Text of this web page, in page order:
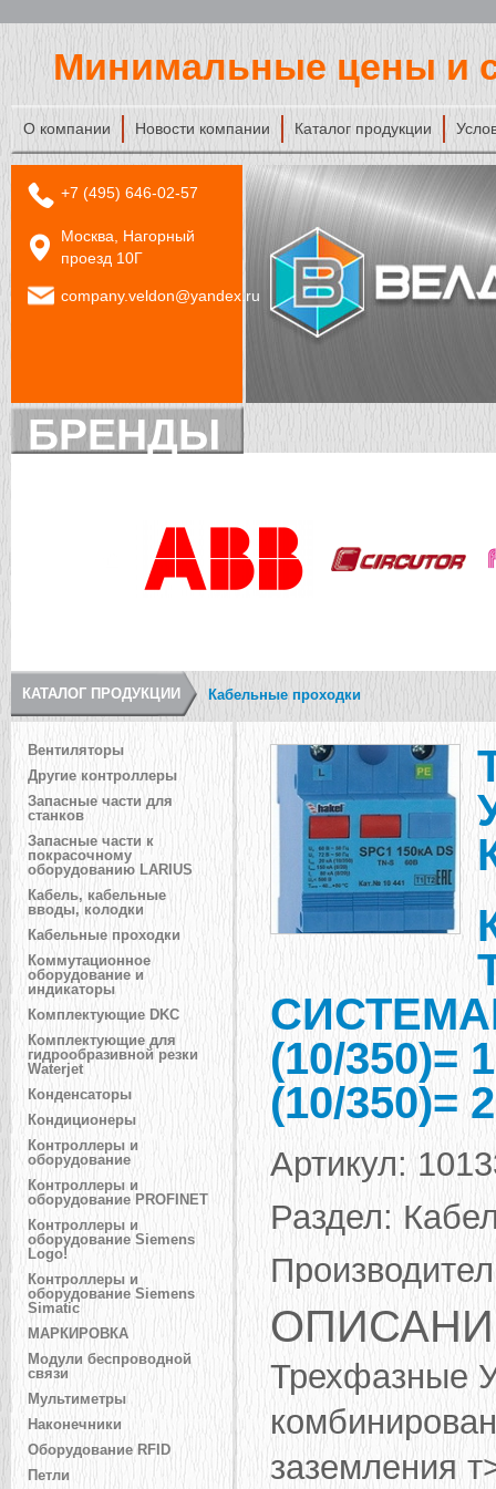
Минимальные цены и
О компании Новости компании Каталог продукции
+7 (495) 646-02-57
Москва, Нагорный
проезд 10Г
company.veldon@yandex.ru
БРЕНДЫ
КАТАЛОГ ПРОДУКЦИИ Кабельные проходки
Вентиляторы
Другие контроллеры
Запасные части для
станков
Запасные части к
покрасочному
оборудованию LARIUS
Кабель, кабельные
вводы, колодки
Кабельные проходки
Коммутационное
оборудование и
индикаторы
Комплектующие DKC
Комплектующие для
гидрообразивной резки
Waterjet
Конденсаторы
Кондиционеры
Контроллеры и
оборудование
Контроллеры и
оборудование PROFINET
Контроллеры и
оборудование Siemens
Logo!
Контроллеры и
оборудование Siemens
Simatic
МАРКИРОВКА
Модули беспроводной
связи
Мультиметры
Наконечники
Оборудование RFID
Петли
(10/350)=
(10/350)=
Артикул:
Раздел:
Трехфазные
заземления